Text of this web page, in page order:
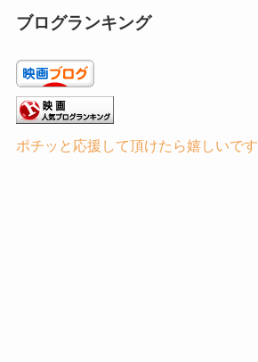
ブログランキング
ポチッと応援して頂けたら嬉しいです